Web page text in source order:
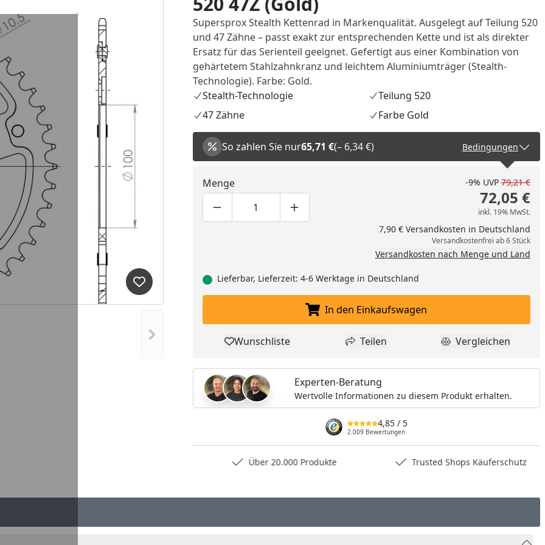
Nächstes Bild anzeigen
Produkt zur Wunschliste hinzufügen
Supersprox Stealth Kettenrad in Markenqualität. Ausgelegt auf Teilung 520
und 47 Zähne – passt exakt zur entsprechenden Kette und ist als direkter
Ersatz für das Serienteil geeignet. Gefertigt aus einer Kombination von
gehärtetem Stahlzahnkranz und leichtem Aluminiumträger (Stealth-
Technologie). Farbe: Gold.
Stealth-Technologie
Teilung 520
47 Zähne
Farbe Gold
So zahlen Sie nur65,71 €(– 6,34 €) Bedingungen
Menge
Produktmenge um eins verringern
Produktmenge manuell eingeben
Produktmenge um eins erhöhen
-9% UVP 79,21 €
72,05 €
inkl. 19% MwSt.
7,90 € Versandkosten in Deutschland
Versandkostenfrei ab 6 Stück
Versandkosten nach Menge und Land
Lieferbar, Lieferzeit: 4-6 Werktage in Deutschland
In den Einkaufswagen legen
In den Einkaufswagen
Produkt zur Wunschliste hinzufügen
Wunschliste Teilen
Teilen Produkt
Vergleichen
Experten-Beratung
Wertvolle Informationen zu diesem Produkt erhalten.
4,85 / 5
2.009 Bewertungen
Über 20.000 Produkte Trusted Shops Käuferschutz